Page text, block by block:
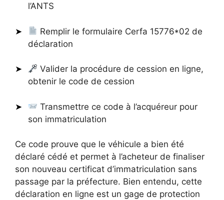
l’ANTS
Remplir le formulaire Cerfa 15776*02 de
déclaration
Valider la procédure de cession en ligne,
obtenir le code de cession
Transmettre ce code à l’acquéreur pour
son immatriculation
Ce code prouve que le véhicule a bien été
déclaré cédé et permet à l’acheteur de finaliser
son nouveau certificat d’immatriculation sans
passage par la préfecture. Bien entendu, cette
déclaration en ligne est un gage de protection